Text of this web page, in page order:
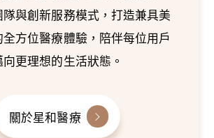
與創新服務模式，打造兼具美
方位醫療體驗，陪伴每位用戶
向更理想的生活狀態。
關於星和醫療